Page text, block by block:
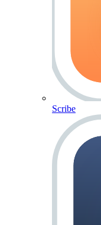
Scribe